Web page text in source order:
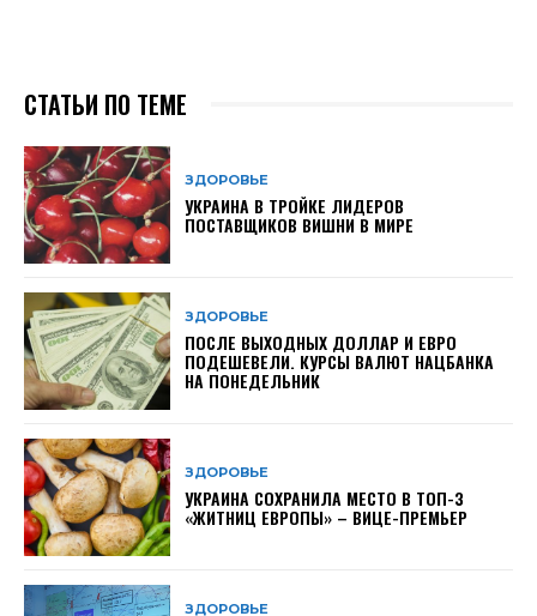
СТАТЬИ ПО ТЕМЕ
ЗДОРОВЬЕ
УКРАИНА В ТРОЙКЕ ЛИДЕРОВ
ПОСТАВЩИКОВ ВИШНИ В МИРЕ
ЗДОРОВЬЕ
ПОСЛЕ ВЫХОДНЫХ ДОЛЛАР И ЕВРО
ПОДЕШЕВЕЛИ. КУРСЫ ВАЛЮТ НАЦБАНКА
НА ПОНЕДЕЛЬНИК
ЗДОРОВЬЕ
УКРАИНА СОХРАНИЛА МЕСТО В ТОП-3
«ЖИТНИЦ ЕВРОПЫ» – ВИЦЕ-ПРЕМЬЕР
ЗДОРОВЬЕ